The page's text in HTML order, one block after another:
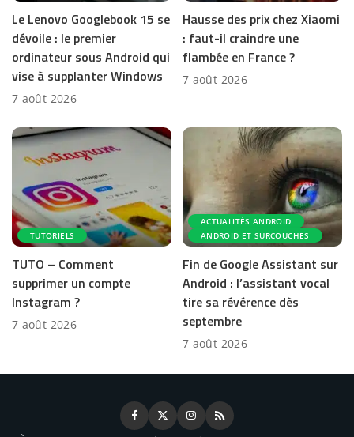
Le Lenovo Googlebook 15 se
dévoile : le premier
ordinateur sous Android qui
vise à supplanter Windows
7 août 2026
Hausse des prix chez Xiaomi
: faut-il craindre une
flambée en France ?
7 août 2026
TUTORIELS
TUTO – Comment
supprimer un compte
Instagram ?
7 août 2026
ACTUALITÉS ANDROID
ANDROID ET SURCOUCHES
Fin de Google Assistant sur
Android : l’assistant vocal
tire sa révérence dès
septembre
7 août 2026